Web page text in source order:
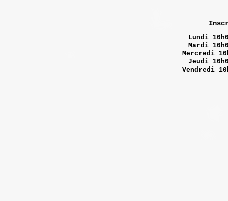
Lundi
Mardi
Mercredi
Jeudi
Vendredi